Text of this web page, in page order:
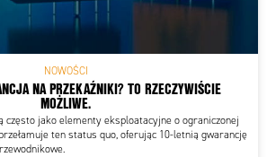
NOWOŚCI
NA PRZEKAŹNIKI? TO RZECZYWIŚCIE
MOŻLIWE.
często jako elementy eksploatacyjne o ograniczonej
ten status quo, oferując 10-letnią gwarancję